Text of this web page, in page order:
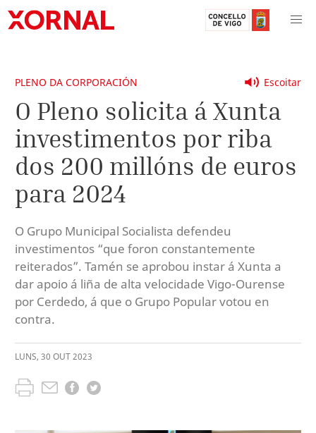
Escoitar
PLENO DA CORPORACIÓN
O Pleno solicita á Xunta
investimentos por riba
dos 200 millóns de euros
para 2024
O Grupo Municipal Socialista defendeu
investimentos “que foron constantemente
reiterados”. Tamén se aprobou instar á Xunta a
dar apoio á liña de alta velocidade Vigo-Ourense
por Cerdedo, á que o Grupo Popular votou en
contra.
LUNS, 30 OUT2023